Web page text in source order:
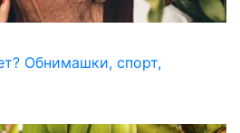
Обнимашки, спорт,